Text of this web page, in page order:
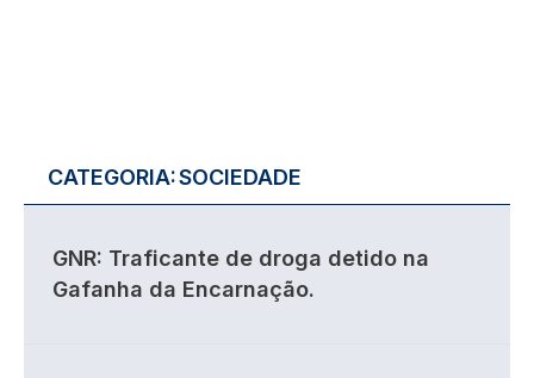
CATEGORIA:SOCIEDADE
GNR: Traficante de droga detido na
Gafanha da Encarnação.